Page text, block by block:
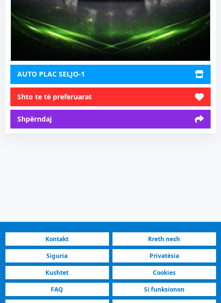
AUTO PLAC SELJO-1
Shto te të preferuarat
Shpërndaj
Kontakt
Rreth nesh
Siguria
Privatësia
Kushtet
Cookies
FAQ
Si funksionon